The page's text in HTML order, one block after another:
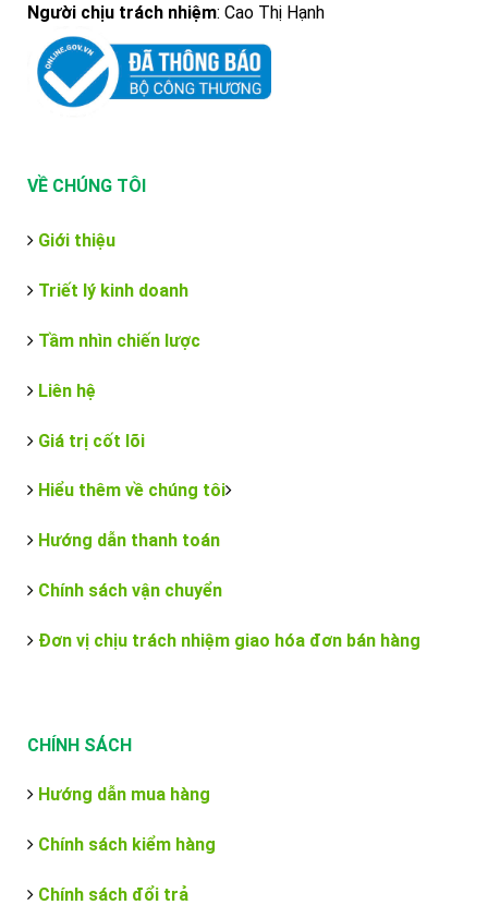
Người chịu trách nhiệm: Cao Thị Hạnh
VỀ CHÚNG TÔI
Giới thiệu
Triết lý kinh doanh
Tầm nhìn chiến lược
Liên hệ
Giá trị cốt lõi
Hiểu thêm về chúng tôi
Hướng dẫn thanh toán
Chính sách vận chuyển
Đơn vị chịu trách nhiệm giao hóa đơn bán hàng
CHÍNH SÁCH
Hướng dẫn mua hàng
Chính sách kiểm hàng
Chính sách đổi trả